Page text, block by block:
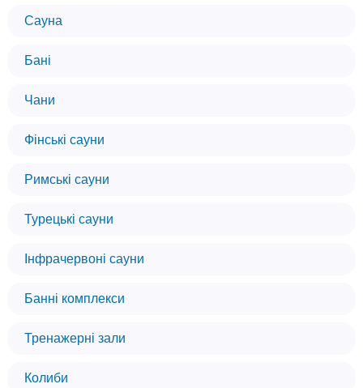
Сауна
Бані
Чани
Фінські сауни
Римські сауни
Турецькі сауни
Інфрачервоні сауни
Банні комплекси
Тренажерні зали
Колиби